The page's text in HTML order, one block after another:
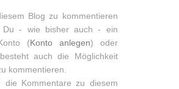
Blog zu kommentieren
Du - wie bisher auch - ein
(Konto anlegen) oder
auch die Möglichkeit
kommentieren.
die Kommentare zu diesem